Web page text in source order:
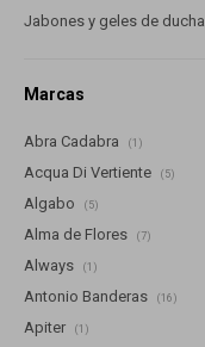
Jabones y geles de ducha
Marcas
Abra Cadabra (1)
Acqua Di Vertiente (5)
Algabo (5)
Alma de Flores (7)
Always (1)
Antonio Banderas (16)
Apiter (1)